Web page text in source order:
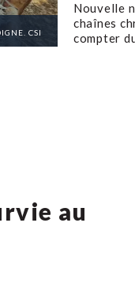
CSI
Nouvelle
chaînes
compter
au